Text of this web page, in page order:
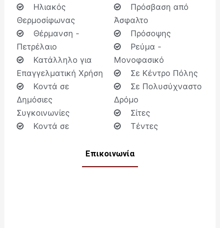
Ηλιακός
Θερμοσίφωνας
Θέρμανση -
Πετρέλαιο
Κατάλληλο για
Επαγγελματική Χρήση
Κοντά σε
Δημόσιες
Συγκοινωνίες
Κοντά σε
Πρόσβαση από
Άσφαλτο
Πρόσοψης
Ρεύμα -
Μονοφασικό
Σε Κέντρο Πόλης
Σε Πολυσύχναστο
Δρόμο
Σίτες
Τέντες
Επικοινωνία